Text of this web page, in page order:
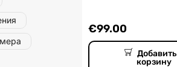
€99.00
корзину